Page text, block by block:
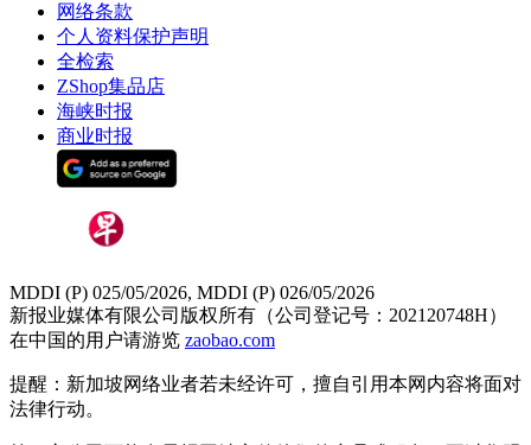
网络条款
个人资料保护声明
全检索
ZShop集品店
海峡时报
商业时报
MDDI (P) 025/05/2026, MDDI (P) 026/05/2026
新报业媒体有限公司版权所有（公司登记号：202120748H）
在中国的用户请游览 zaobao.com
提醒：新加坡网络业者若未经许可，擅自引用本网内容将面对
法律行动。